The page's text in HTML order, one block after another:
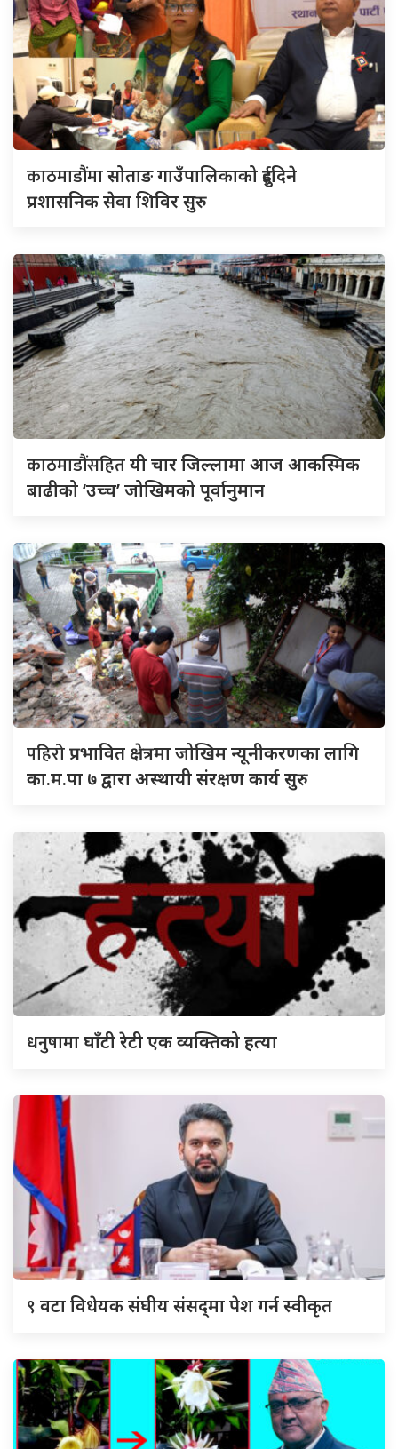
काठमाडौंमासोताङ गाउँपालिकाको दुईदिने
प्रशासनिक सेवा शिविर सुरु
काठमाडौंसहितयी चार जिल्लामा आज आकस्मिक
बाढीको ‘उच्च’ जोखिमको पूर्वानुमान
पहिरोप्रभावित क्षेत्रमा जोखिम न्यूनीकरणका लागि
का.म.पा ७ द्वारा अस्थायी संरक्षण कार्य सुरु
धनुषामाघाँटी रेटी एक व्यक्तिको हत्या
९ वटा विधेयक संघीय संसद्‌मा पेश गर्न स्वीकृत